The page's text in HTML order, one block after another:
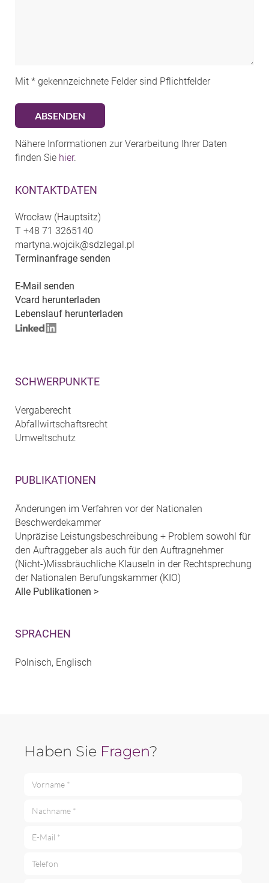
KONTAKTDATEN
Wrocław (Hauptsitz)
T +48 71 3265140
martyna.wojcik@sdzlegal.pl
Terminanfrage senden
E-Mail senden
Vcard herunterladen
Lebenslauf herunterladen
SCHWERPUNKTE
Vergaberecht
Abfallwirtschaftsrecht
Umweltschutz
PUBLIKATIONEN
Änderungen im Verfahren vor der Nationalen
Beschwerdekammer
Unpräzise Leistungsbeschreibung + Problem sowohl für
den Auftraggeber als auch für den Auftragnehmer
(Nicht-)Missbräuchliche Klauseln in der Rechtsprechung
der Nationalen Berufungskammer (KIO)
Alle Publikationen >
SPRACHEN
Polnisch, Englisch
Mit * gekennzeichnete Felder sind Pflichtfelder
Nähere Informationen zur Verarbeitung Ihrer Daten
finden Sie hier.
Haben Sie Fragen?